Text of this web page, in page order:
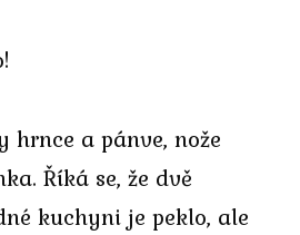
hrnce a pánve, nože
Říká se, že dvě
kuchyni je peklo, ale